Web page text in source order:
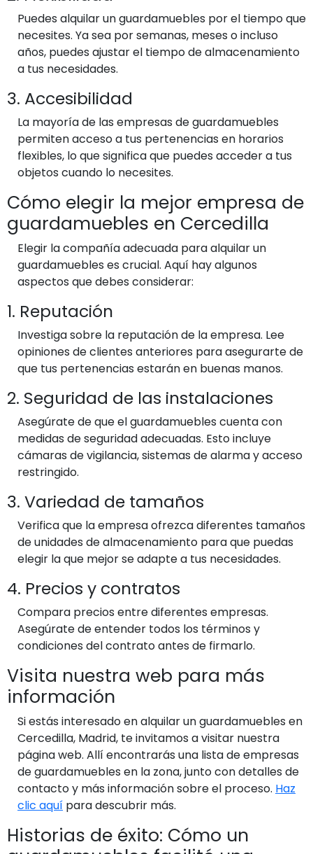
Puedes alquilar un guardamuebles por el tiempo que
necesites. Ya sea por semanas, meses o incluso
años, puedes ajustar el tiempo de almacenamiento
a tus necesidades.
3. Accesibilidad
La mayoría de las empresas de guardamuebles
permiten acceso a tus pertenencias en horarios
flexibles, lo que significa que puedes acceder a tus
objetos cuando lo necesites.
Cómo elegir la mejor empresa de
guardamuebles en Cercedilla
Elegir la compañía adecuada para alquilar un
guardamuebles es crucial. Aquí hay algunos
aspectos que debes considerar:
1. Reputación
Investiga sobre la reputación de la empresa. Lee
opiniones de clientes anteriores para asegurarte de
que tus pertenencias estarán en buenas manos.
2. Seguridad de las instalaciones
Asegúrate de que el guardamuebles cuenta con
medidas de seguridad adecuadas. Esto incluye
cámaras de vigilancia, sistemas de alarma y acceso
restringido.
3. Variedad de tamaños
Verifica que la empresa ofrezca diferentes tamaños
de unidades de almacenamiento para que puedas
elegir la que mejor se adapte a tus necesidades.
4. Precios y contratos
Compara precios entre diferentes empresas.
Asegúrate de entender todos los términos y
condiciones del contrato antes de firmarlo.
Visita nuestra web para más
información
Si estás interesado en alquilar un guardamuebles en
Cercedilla, Madrid, te invitamos a visitar nuestra
página web. Allí encontrarás una lista de empresas
de guardamuebles en la zona, junto con detalles de
contacto y más información sobre el proceso. Haz
clic aquí para descubrir más.
Historias de éxito: Cómo un